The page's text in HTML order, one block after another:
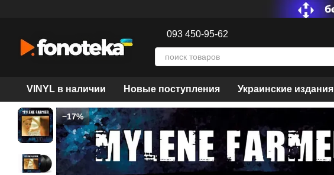
093 450-95-62
VINYL в наличии Новые поступления Украинские издания
−17%